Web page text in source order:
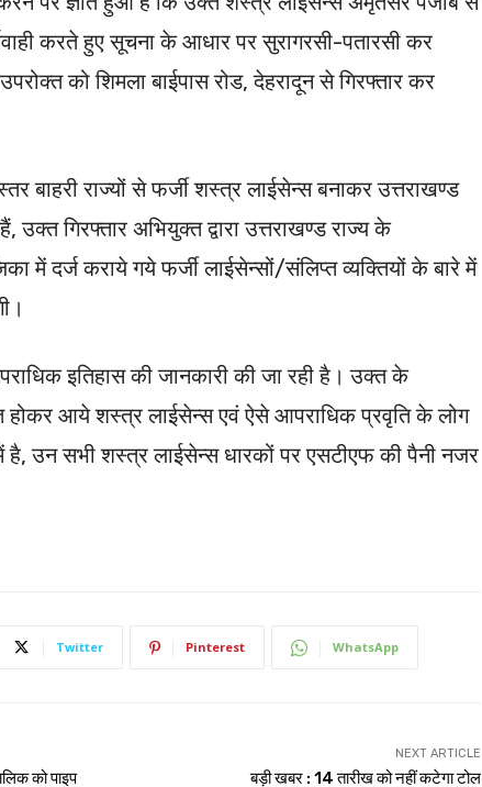
करते हुए सूचना के आधार पर सुरागरसी-पतारसी कर
को शिमला बाईपास रोड, देहरादून से गिरफ्तार कर
बाहरी राज्यों से फर्जी शस्त्र लाईसेन्स बनाकर उत्तराखण्ड
गिरफ्तार अभियुक्त द्वारा उत्तराखण्ड राज्य के
में दर्ज कराये गये फर्जी लाईसेन्सों/संलिप्त व्यक्तियों के बारे में
इतिहास की जानकारी की जा रही है। उक्त के
होकर आये शस्त्र लाईसेन्स एवं ऐसे आपराधिक प्रवृति के लोग
में है, उन सभी शस्त्र लाईसेन्स धारकों पर एसटीएफ की पैनी नजर
Twitter Pinterest WhatsApp
को पाइप
NEXT ARTICLE
बड़ी खबर : 14 तारीख को नहीं कटेगा टोल